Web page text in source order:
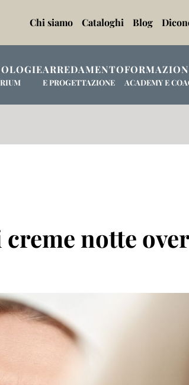
Chi siamo Cataloghi Blog
ARREDAMENTO
E PROGETTAZIONE ACADEMY E
notte